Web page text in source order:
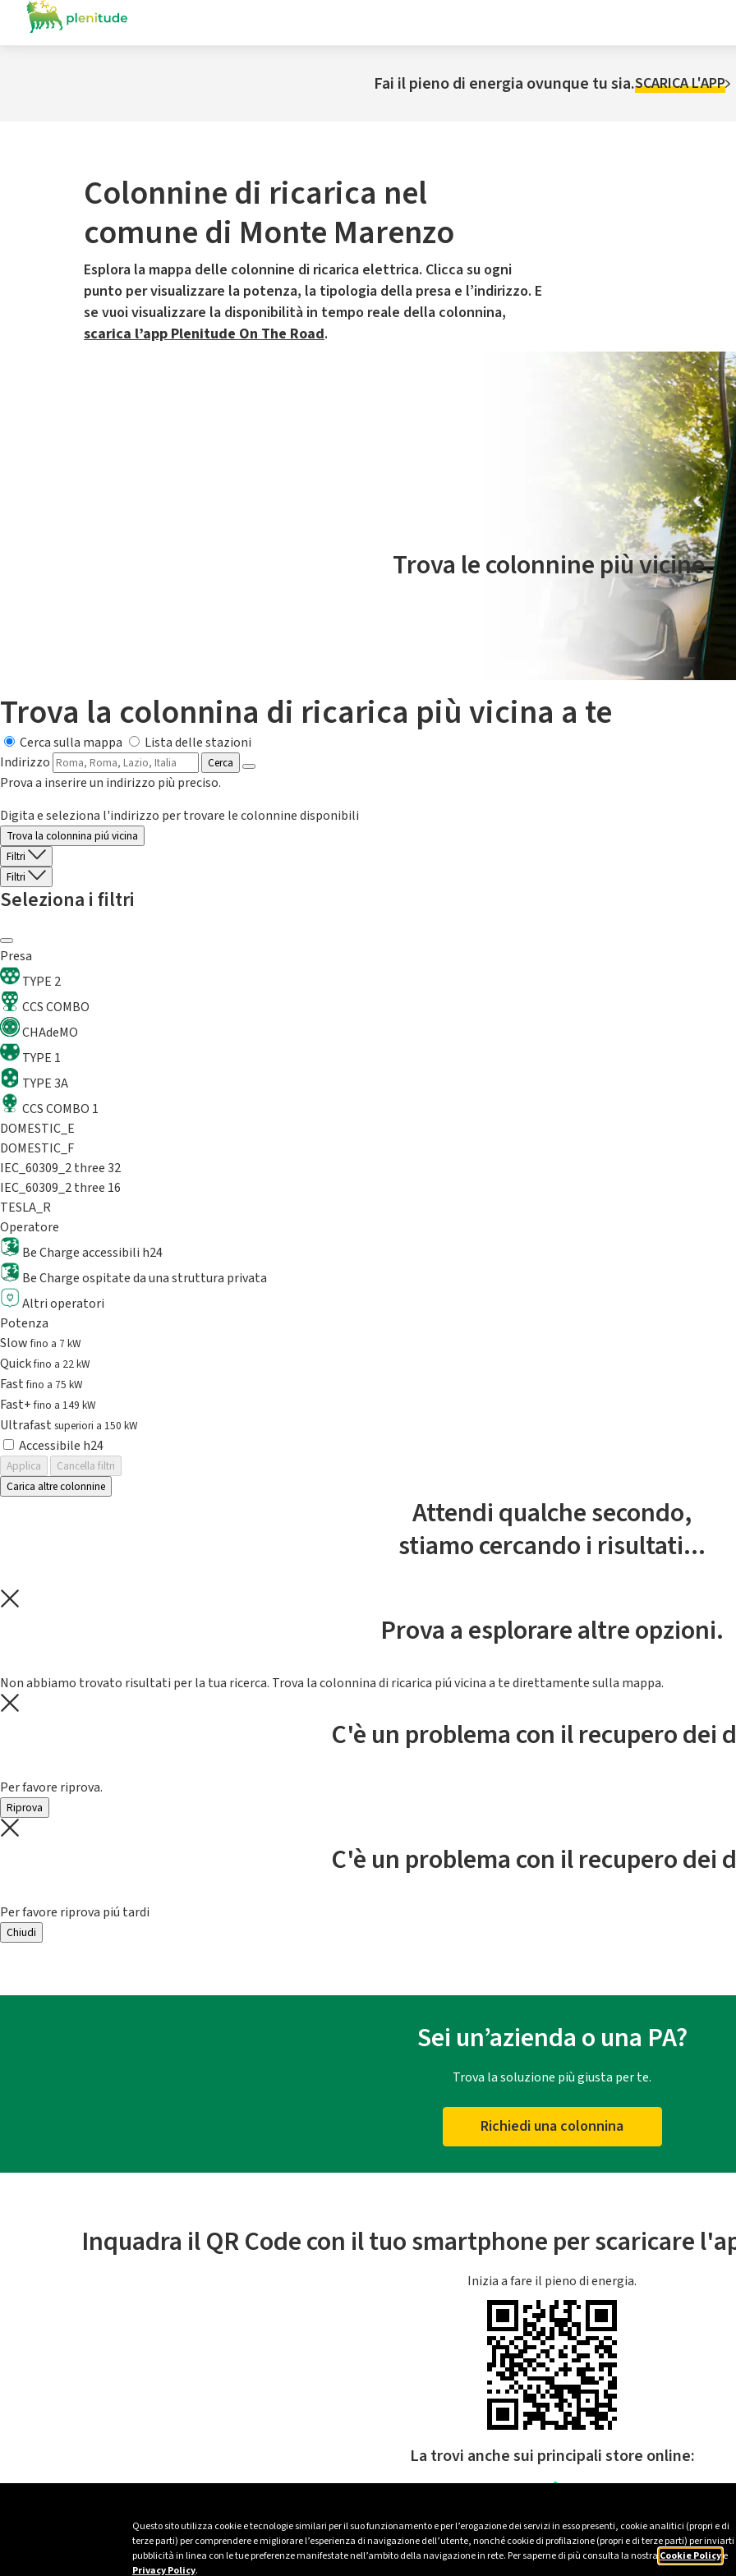
Questo sito utilizza cookie e tecnologie similari per il suo funzionamento e per l’erogazione dei servizi in esso presenti, cookie analitici (propri e di
terze parti) per comprendere e migliorare l’esperienza di navigazione dell’utente, nonché cookie di profilazione (propri e di terze parti) per inviarti
pubblicità in linea con le tue preferenze manifestate nell’ambito della navigazione in rete. Per saperne di più consulta la nostra Cookie Policye
Privacy Policy.
Fai il pieno di energia ovunque tu sia.SCARICA L'APP
Colonnine di ricarica nel
comune di Monte Marenzo
Esplora la mappa delle colonnine di ricarica elettrica. Clicca su ogni
punto per visualizzare la potenza, la tipologia della presa e l’indirizzo. E
se vuoi visualizzare la disponibilità in tempo reale della colonnina,
scarica l’app Plenitude On The Road.
Il servizio di mobilità elettrica è gestito da Plenitude On The Road
Trova le colonnine più vicine.
Trova la colonnina di ricarica più vicina a te
Cerca sulla mappa
Lista delle stazioni
Indirizzo
Cerca
Prova a inserire un indirizzo più preciso.
Digita e seleziona l'indirizzo per trovare le colonnine disponibili
Trova la colonnina piú vicina
Filtri
Filtri
Seleziona i filtri
Presa
TYPE 2
CCS COMBO
CHAdeMO
TYPE 1
TYPE 3A
CCS COMBO 1
DOMESTIC_E
DOMESTIC_F
IEC_60309_2 three 32
IEC_60309_2 three 16
TESLA_R
Operatore
Be Charge accessibili h24
Be Charge ospitate da una struttura privata
Altri operatori
Potenza
Slowfino a 7 kW
Quickfino a 22 kW
Fastfino a 75 kW
Fast+fino a 149 kW
Ultrafast superiori a 150 kW
Accessibile h24
Applica
Cancella filtri
Carica altre colonnine
Attendi qualche secondo,
stiamo cercando i risultati...
Prova a esplorare altre opzioni.
Non abbiamo trovato risultati per la tua ricerca. Trova la colonnina di ricarica piú vicina a te direttamente sulla mappa.
C'è un problema con il recupero dei
Per favore riprova.
Riprova
C'è un problema con il recupero dei
Per favore riprova piú tardi
Chiudi
Sei un’azienda o una PA?
Trova la soluzione più giusta per te.
Richiedi una colonnina
Inquadra il QR Code con il tuo smartphone per scaricare
Inizia a fare il pieno di energia.
La trovi anche sui principali store online: